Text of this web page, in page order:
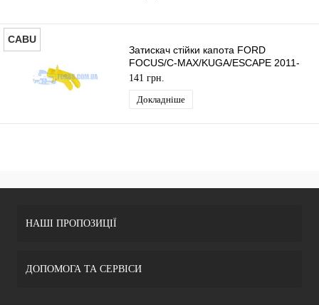
CABU
Затискач стійки капота FORD
FOCUS/C-MAX/KUGA/ESCAPE 2011-
CABU
141 грн.
Докладніше
НАШІ ПРОПОЗИЦІЇ
ДОПОМОГА ТА СЕРВІСИ